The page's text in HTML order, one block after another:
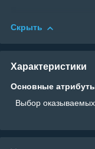
Скрыть
Характеристики
Основные
Выбор оказываемых